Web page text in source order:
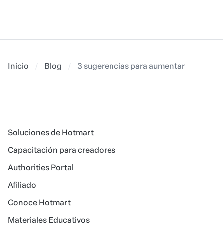
Inicio Blog 3 sugerencias para aumentar tu ticket
Soluciones de Hotmart
Capacitación para creadores
Authorities Portal
Afiliado
Conoce Hotmart
Materiales Educativos